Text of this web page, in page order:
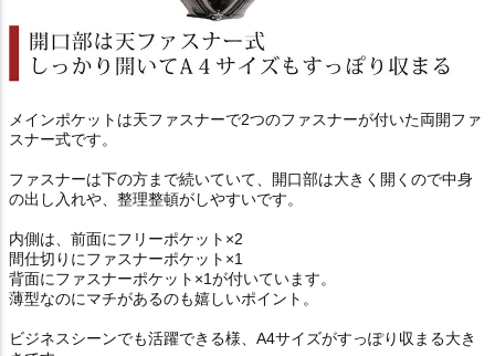
メインポケットは天ファスナーで2つのファスナーが付いた両開ファ
スナー式です。
ファスナーは下の方まで続いていて、開口部は大きく開くので中身
の出し入れや、整理整頓がしやすいです。
内側は、前面にフリーポケット×2
間仕切りにファスナーポケット×1
背面にファスナーポケット×1が付いています。
薄型なのにマチがあるのも嬉しいポイント。
ビジネスシーンでも活躍できる様、A4サイズがすっぽり収まる大き